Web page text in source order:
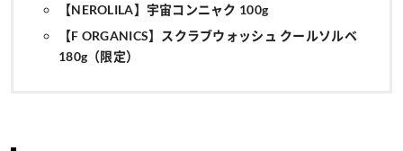
【NEROLILA】宇宙コンニャク 100g
【F ORGANICS】スクラブウォッシュ クールソルベ
180g（限定）